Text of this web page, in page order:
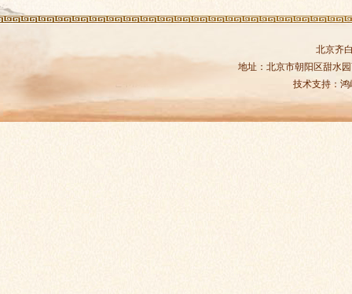
北京齐
地址：北京市朝阳区甜水
技术支持： 鸿